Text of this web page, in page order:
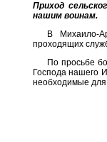
Приход
нашим воинам.
В Михаило-
проходящих
По просьбе
Господа нашего
необходимые